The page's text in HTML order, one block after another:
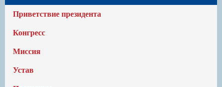
Приветствие президента
Конгресс
Миссия
Устав